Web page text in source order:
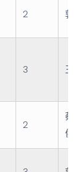
2 郭
3 王
2
蔡
侯